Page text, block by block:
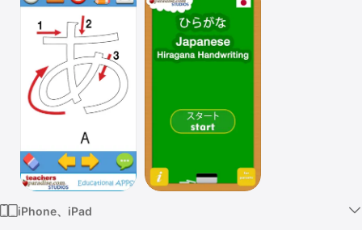
Mac
Vision
TV
iPhone、iPad